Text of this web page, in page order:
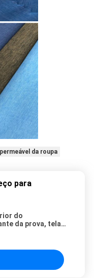
da roupa
para
do
da prova, tela